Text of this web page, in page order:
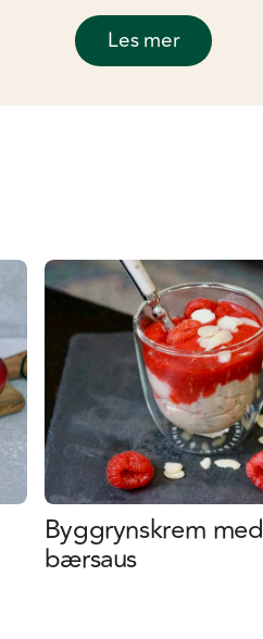
Les mer
Byggrynskrem med
bærsaus